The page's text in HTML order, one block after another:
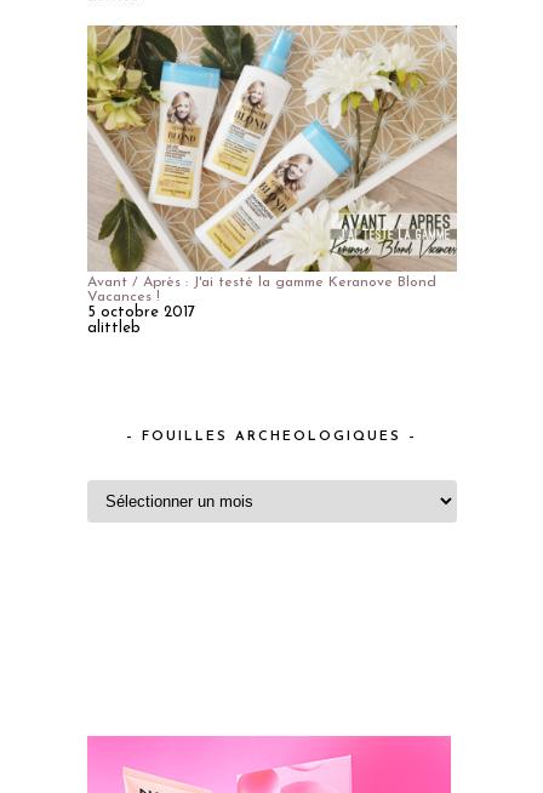
Avant / Après : J'ai testé la gamme Keranove Blond
Vacances !
5 octobre 2017
alittleb
– FOUILLES ARCHEOLOGIQUES –